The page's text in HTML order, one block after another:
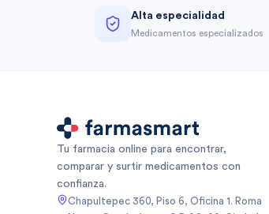
Alta especialidad
Medicamentos especializados
Tu farmacia online para encontrar,
comparar y surtir medicamentos con
confianza.
Chapultepec 360, Piso 6, Oficina 1. Roma